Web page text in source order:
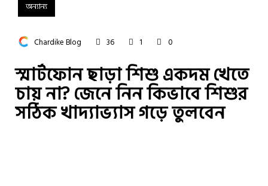
অন্যান্য
Chardike Blog 36 1 0
স্মার্টফোন ছাড়া শিশু একদম খেতে
চায় না? জেনে নিন কিভাবে শিশুর
সঠিক খাদ্যাভ্যাস গড়ে তুলবেন